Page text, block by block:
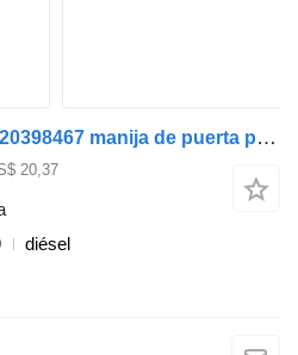
Volvo FM7 (01.98-12.01) 20398467 manija de puerta para Volvo FM7-FM12, FM, FMX (1998-2014) cabeza tractora
20,37
diésel